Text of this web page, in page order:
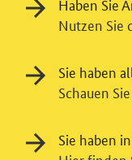
Haben Sie
Nutzen Sie
Sie haben
Schauen
Sie haben